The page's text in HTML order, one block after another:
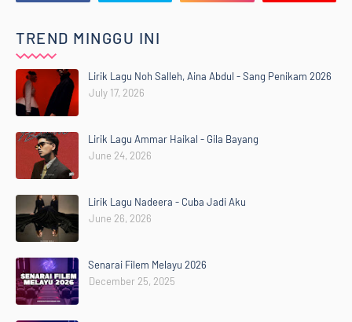
TREND MINGGU INI
Lirik Lagu Noh Salleh, Aina Abdul - Sang Penikam 2026
July 17, 2026
Lirik Lagu Ammar Haikal - Gila Bayang
June 24, 2026
Lirik Lagu Nadeera - Cuba Jadi Aku
June 26, 2026
Senarai Filem Melayu 2026
December 25, 2025